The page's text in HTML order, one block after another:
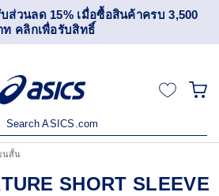
ส่วนลด 15% เมื่อซื้อสินค้าครบ 3,500
ท คลิกเพื่อรับสิทธิ์
Search ASICS.com
นสั้น
SHORT SLEEVE